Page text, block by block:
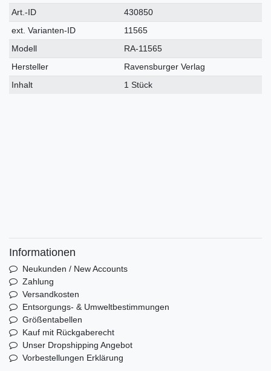
Technisches
Merkmal
Wert
Art.-ID
430850
ext. Varianten-ID
11565
Modell
RA-11565
Hersteller
Ravensburger Verlag
Inhalt
1 Stück
Informationen
Neukunden / New Accounts
Zahlung
Versandkosten
Entsorgungs- & Umweltbestimmungen
Größentabellen
Kauf mit Rückgaberecht
Unser Dropshipping Angebot
Vorbestellungen Erklärung